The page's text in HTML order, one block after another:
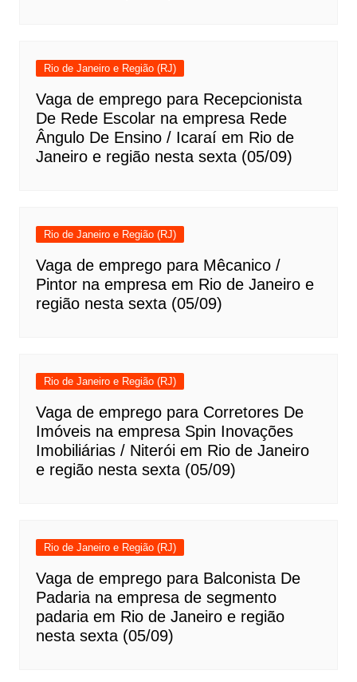
Rio de Janeiro e Região (RJ)
Vaga de emprego para Recepcionista
De Rede Escolar na empresa Rede
Ângulo De Ensino / Icaraí em Rio de
Janeiro e região nesta sexta (05/09)
Rio de Janeiro e Região (RJ)
Vaga de emprego para Mêcanico /
Pintor na empresa em Rio de Janeiro e
região nesta sexta (05/09)
Rio de Janeiro e Região (RJ)
Vaga de emprego para Corretores De
Imóveis na empresa Spin Inovações
Imobiliárias / Niterói em Rio de Janeiro
e região nesta sexta (05/09)
Rio de Janeiro e Região (RJ)
Vaga de emprego para Balconista De
Padaria na empresa de segmento
padaria em Rio de Janeiro e região
nesta sexta (05/09)